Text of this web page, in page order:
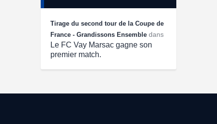
Tirage du second tour de la Coupe de
France - Grandissons Ensemble dans
Le FC Vay Marsac gagne son
premier match.